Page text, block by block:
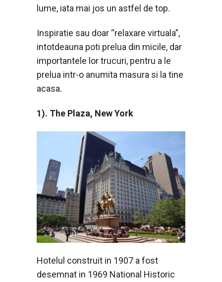
lume, iata mai jos un astfel de top.
Inspiratie sau doar “relaxare virtuala”,
intotdeauna poti prelua din micile, dar
importantele lor trucuri, pentru a le
prelua intr-o anumita masura si la tine
acasa.
1). The Plaza, New York
Hotelul construit in 1907 a fost
desemnat in 1969 National Historic